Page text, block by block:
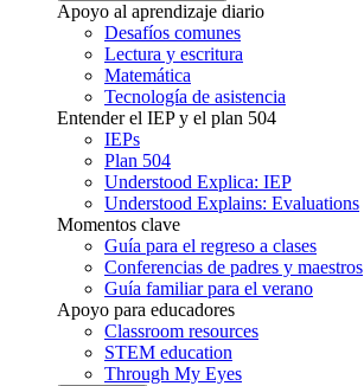
Apoyo al aprendizaje diario
Desafíos comunes
Lectura y escritura
Matemática
Tecnología de asistencia
Entender el IEP y el plan 504
IEPs
Plan 504
Understood Explica: IEP
Understood Explains: Evaluations
Momentos clave
Guía para el regreso a clases
Conferencias de padres y maestros
Guía familiar para el verano
Apoyo para educadores
Classroom resources
STEM education
Through My Eyes